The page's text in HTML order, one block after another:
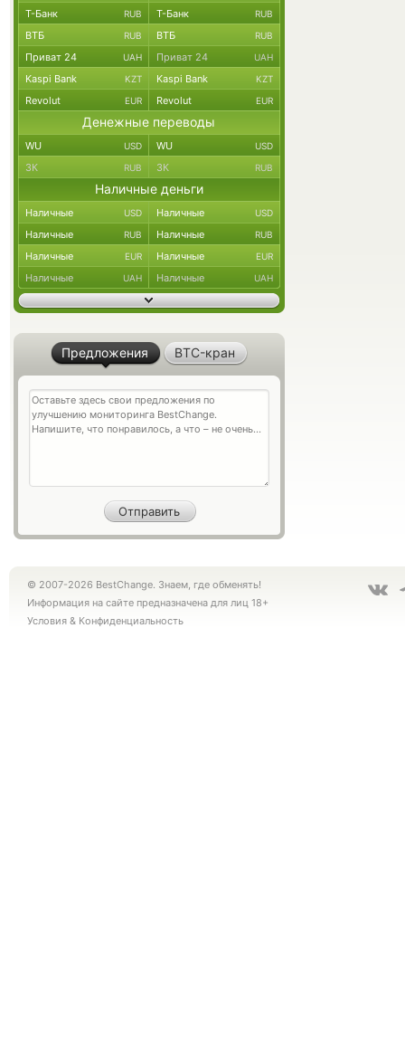
Т-Банк RUB Т-Банк RUB
ВТБ RUB ВТБ RUB
Приват 24 UAH Приват 24 UAH
Kaspi Bank KZT Kaspi Bank KZT
Revolut EUR Revolut EUR
Денежные переводы
WU USD WU USD
ЗК RUB ЗК RUB
Наличные деньги
Наличные USD Наличные USD
Наличные RUB Наличные RUB
Наличные EUR Наличные EUR
Наличные UAH Наличные UAH
Предложения BTC-кран
© 2007-2026 BestChange. Знаем, где обменять!
Информация на сайте предназначена для лиц 18+
Условия & Конфиденциальность